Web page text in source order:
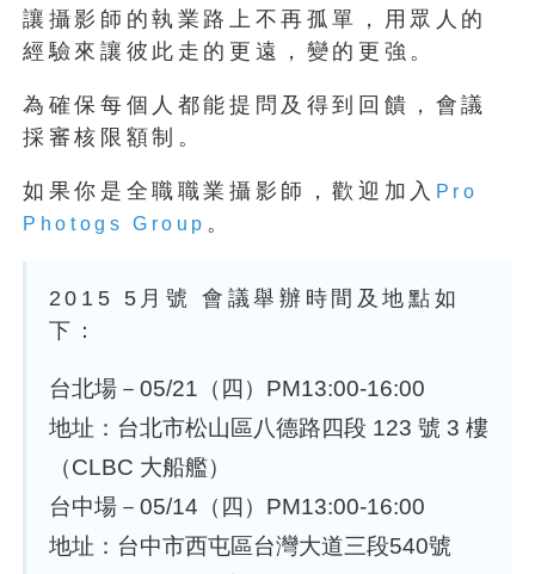
讓攝影師的執業路上不再孤單，用眾人的
經驗來讓彼此走的更遠，變的更強。
為確保每個人都能提問及得到回饋，會議
採審核限額制。
如果你是全職職業攝影師，歡迎加入 Pro
Photogs Group 。
2015 5月號 會議舉辦時間及地點如
下：
台北場－05/21（四）PM13:00-16:00
地址：台北市松山區八德路四段 123 號 3 樓
（CLBC 大船艦）
台中場－05/14（四）PM13:00-16:00
地址：台中市西屯區台灣大道三段540號